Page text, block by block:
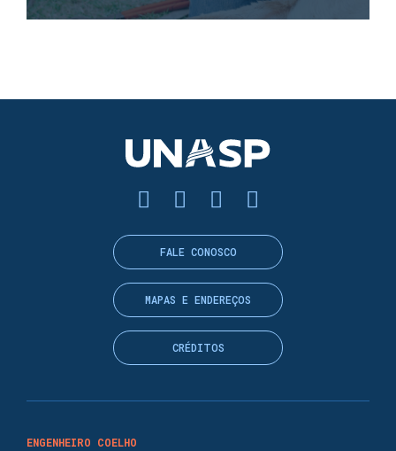
ENGENHEIRO COELHO
FALE CONOSCO
MAPAS E ENDEREÇOS
CRÉDITOS